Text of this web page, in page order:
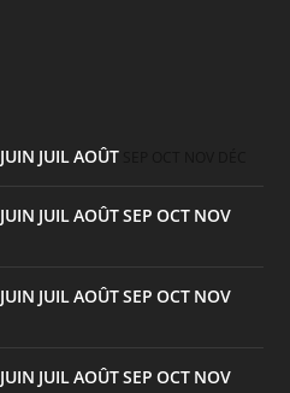
JUIN JUILAOÛT
JUIN JUILAOÛTSEP OCT NOV
JUIN JUILAOÛTSEP OCT NOV
JUIN JUILAOÛTSEP OCT NOV